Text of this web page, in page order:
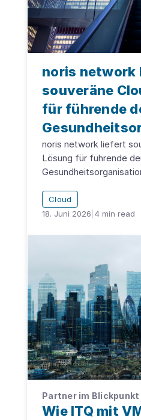
noris network
souveräne
für führende
noris network liefert
Lösung für führende
Cloud
18. Juni 2026 4 min read
Partner im Blickpunkt
Wie ITQ mit